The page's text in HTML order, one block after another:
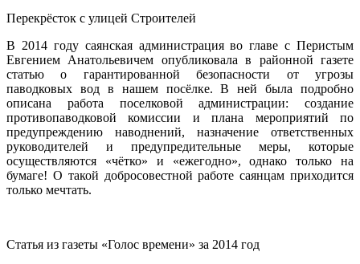
Перекрёсток с улицей Строителей
В 2014 году саянская администрация во главе с Перистым
Евгением Анатольевичем опубликовала в районной газете
статью о гарантированной безопасности от угрозы
паводковых вод в нашем посёлке. В ней была подробно
описана работа поселковой администрации: создание
противопаводковой комиссии и плана мероприятий по
предупреждению наводнений, назначение ответственных
руководителей и предупредительные меры, которые
осуществляются «чётко» и «ежегодно», однако только на
бумаге! О такой добросовестной работе саянцам приходится
только мечтать.
Статья из газеты «Голос времени» за 2014 год